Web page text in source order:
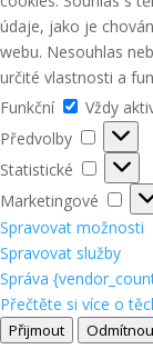
údaje, jako je
webu. Nesouhlas
určité vlastnosti a
Funkční
Funkční
Vždy
Předvolby
Statistické
Marketingové
Spravovat možnosti
Spravovat služby
Správa
Přečtěte si více o
Přijmout